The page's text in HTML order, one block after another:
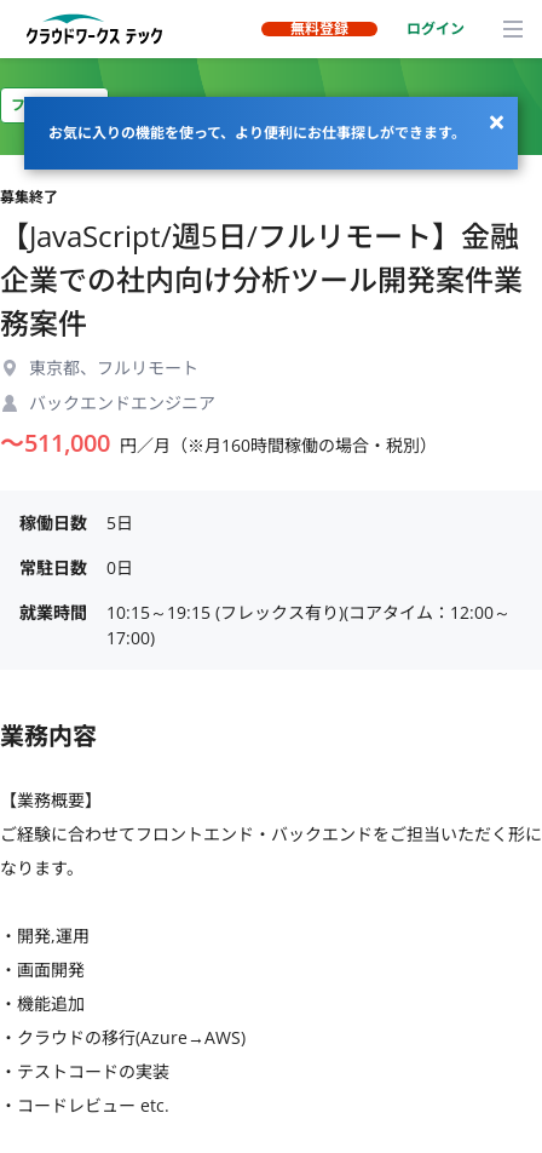
無料登録 ログイン
お気に入りの機能を使って、より便利にお仕事探しができます。
フルリモート
募集終了
【JavaScript/週5日/フルリモート】金融
企業での社内向け分析ツール開発案件業
務案件
東京都、フルリモート
バックエンドエンジニア
〜511,000 円／月（※月160時間稼働の場合・税別）
稼働日数
5日
常駐日数
0日
就業時間
10:15～19:15 (フレックス有り)(コアタイム：12:00～
17:00)
業務内容
【業務概要】
ご経験に合わせてフロントエンド・バックエンドをご担当いただく形に
なります。
・開発,運用
・画面開発
・機能追加
・クラウドの移行(Azure→AWS)
・テストコードの実装
・コードレビュー etc.